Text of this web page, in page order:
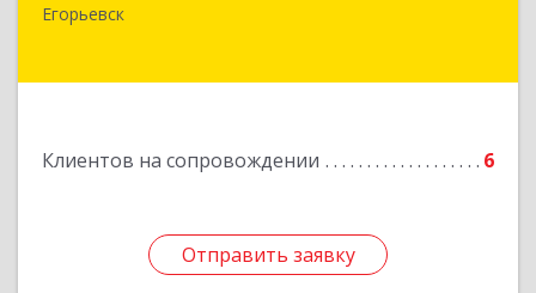
Егорьевск
Клиентов на сопровождении 6
Отправить заявку
Отправить заявку